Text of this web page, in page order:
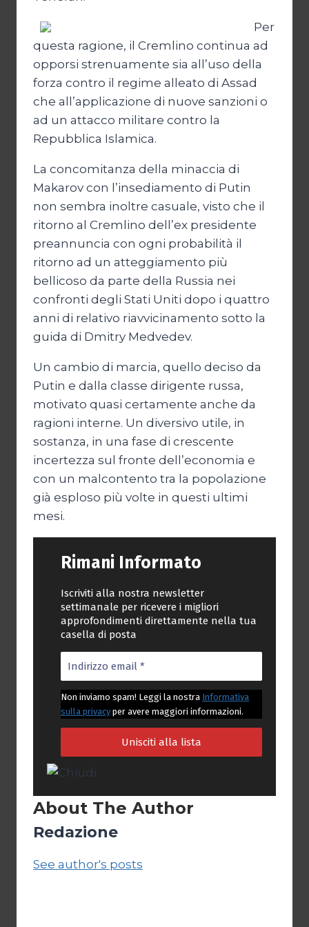
Per
questa ragione, il Cremlino continua ad
opporsi strenuamente sia all’uso della
forza contro il regime alleato di Assad
che all’applicazione di nuove sanzioni o
ad un attacco militare contro la
Repubblica Islamica.
La concomitanza della minaccia di
Makarov con l’insediamento di Putin
non sembra inoltre casuale, visto che il
ritorno al Cremlino dell’ex presidente
preannuncia con ogni probabilità il
ritorno ad un atteggiamento più
bellicoso da parte della Russia nei
confronti degli Stati Uniti dopo i quattro
anni di relativo riavvicinamento sotto la
guida di Dmitry Medvedev.
Un cambio di marcia, quello deciso da
Putin e dalla classe dirigente russa,
motivato quasi certamente anche da
ragioni interne. Un diversivo utile, in
sostanza, in una fase di crescente
incertezza sul fronte dell’economia e
con un malcontento tra la popolazione
già esploso più volte in questi ultimi
mesi.
Rimani Informato
Iscriviti alla nostra newsletter
settimanale per ricevere i migliori
approfondimenti direttamente nella tua
casella di posta
Non inviamo spam! Leggi la nostra Informativa
sulla privacy per avere maggiori informazioni.
About The Author
Redazione
See author's posts